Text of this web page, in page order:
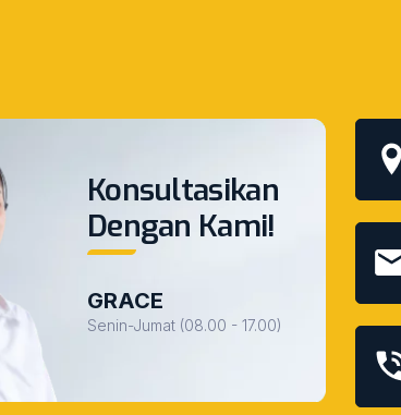
Konsultasikan
Dengan Kami!
GRACE
Senin-Jumat (08.00 - 17.00)